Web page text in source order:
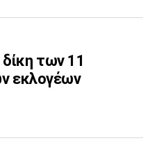
δίκη των 11
εκλογέων